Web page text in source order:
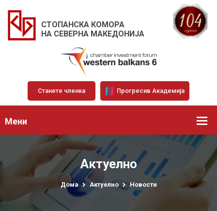
СТОПАНСКА КОМОРА
НА СЕВЕРНА МАКЕДОНИЈА
Станете членка Прогресив Академија
Мени
Актуелно
Дома Актуелно Новости